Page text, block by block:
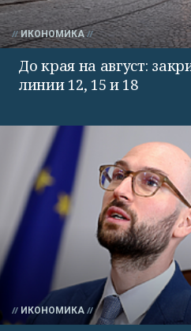
ИКОНОМИКА
До края на август:
линии 12, 15 и 18
ИКОНОМИКА